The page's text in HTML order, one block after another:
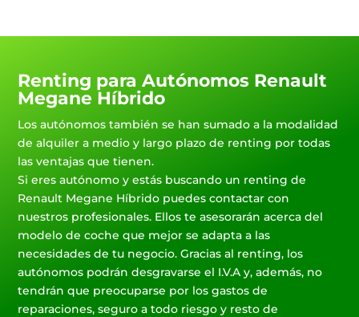
Renting para Autónomos Renault
Megane Híbrido
Los autónomos también se han sumado a la modalidad
de alquiler a medio y largo plazo de renting por todas
las ventajas que tienen.
Si eres autónomo y estás buscando un renting de
Renault Megane Híbrido puedes contactar con
nuestros profesionales. Ellos te asesorarán acerca del
modelo de coche que mejor se adapta a las
necesidades de tu negocio. Gracias al renting, los
autónomos podrán desgravarse el I.V.A y, además, no
tendrán que preocuparse por los gastos de
reparaciones, seguro a todo riesgo y resto de